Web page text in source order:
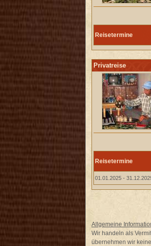
Reisetermine
Privatreise
Reisetermine
01.01.2025 -
Allgemeine
Wir handeln als
übernehmen wir